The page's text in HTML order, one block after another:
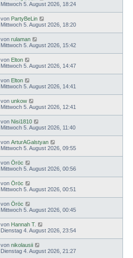
Mittwoch 5. August 2026, 18:24
von PartyBeLin
Mittwoch 5. August 2026, 18:20
von rulaman
Mittwoch 5. August 2026, 15:42
von Elton
Mittwoch 5. August 2026, 14:47
von Elton
Mittwoch 5. August 2026, 14:41
von unkow
Mittwoch 5. August 2026, 12:41
von Nisi1810
Mittwoch 5. August 2026, 11:40
von ArturAGalstyan
Mittwoch 5. August 2026, 09:55
von Öröc
Mittwoch 5. August 2026, 00:56
von Öröc
Mittwoch 5. August 2026, 00:51
von Öröc
Mittwoch 5. August 2026, 00:45
von Hannah T.
Dienstag 4. August 2026, 23:54
von nikolausii
Dienstag 4. August 2026, 21:27